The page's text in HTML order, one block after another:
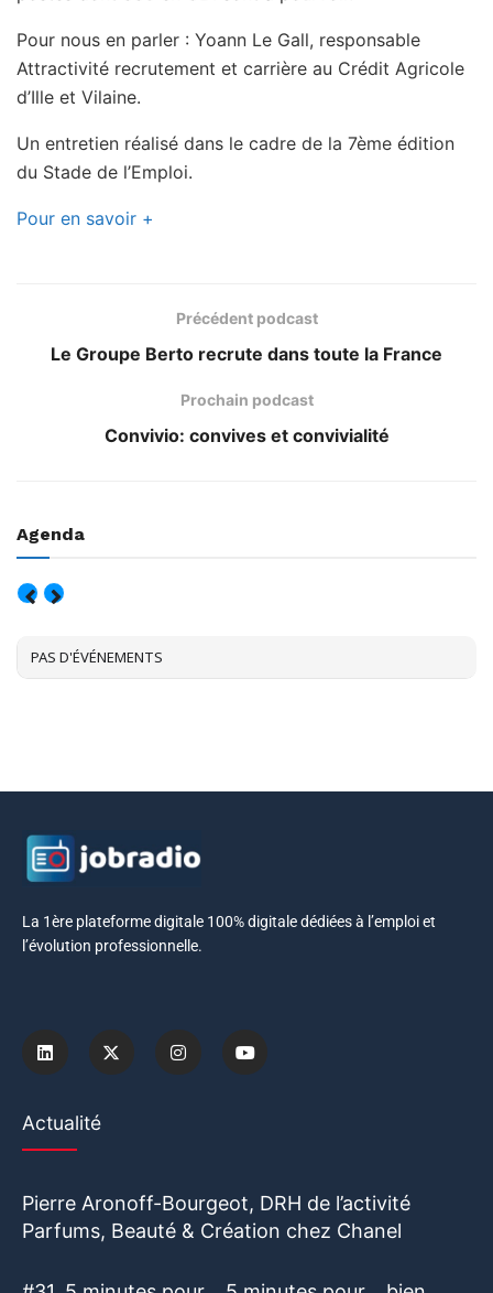
Pour nous en parler : Yoann Le Gall, responsable
Attractivité recrutement et carrière au Crédit Agricole
d’Ille et Vilaine.
Un entretien réalisé dans le cadre de la 7ème édition
du Stade de l’Emploi.
Pour en savoir +
Précédent podcast
Le Groupe Berto recrute dans toute la France
Prochain podcast
Convivio: convives et convivialité
Agenda
PAS D'ÉVÉNEMENTS
La 1ère plateforme digitale 100% digitale dédiées à l’emploi et
l’évolution professionnelle.
Actualité
Pierre Aronoff-Bourgeot, DRH de l’activité
Parfums, Beauté & Création chez Chanel